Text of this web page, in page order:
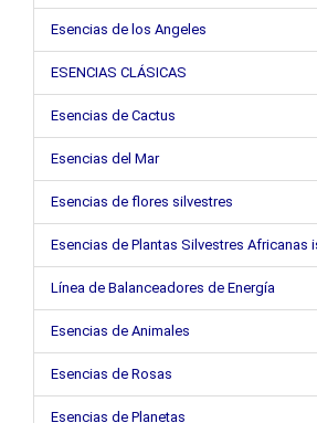
Esencias de los Angeles
ESENCIAS CLÁSICAS
Esencias de Cactus
Esencias del Mar
Esencias de flores silvestres
Esencias de Plantas Silvestres Africanas
Línea de Balanceadores de Energía
Esencias de Animales
Esencias de Rosas
Esencias de Planetas